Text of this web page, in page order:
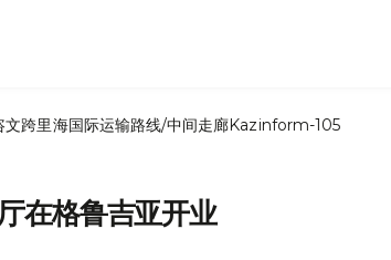
文跨里海国际运输路线/中间走廊Kazinform-105
在格鲁吉亚开业